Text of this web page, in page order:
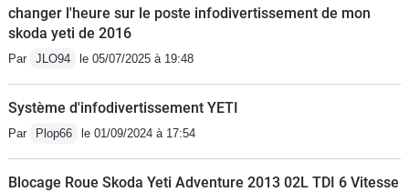
changer l'heure sur le poste infodivertissement de mon
skoda yeti de 2016
Par JLO94 le 05/07/2025 à 19:48
Système d'infodivertissement YETI
Par Plop66 le 01/09/2024 à 17:54
Blocage Roue Skoda Yeti Adventure 2013 02L TDI 6 Vitesse